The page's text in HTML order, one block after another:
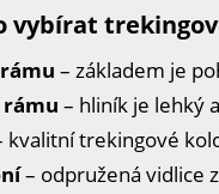
vybírat
– základem je
– hliník je lehký
kvalitní trekingové
– odpružená vidlice